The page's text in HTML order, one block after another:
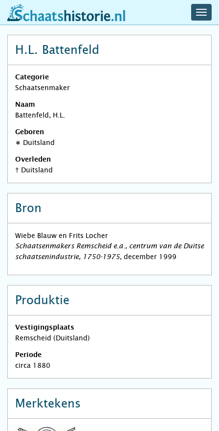
schaatshistorie.nl
H.L. Battenfeld
Categorie
Schaatsenmaker
Naam
Battenfeld, H.L.
Geboren
∗ Duitsland
Overleden
† Duitsland
Bron
Wiebe Blauw en Frits Locher
Schaatsenmakers Remscheid e.a., centrum van de Duitse
schaatsenindustrie, 1750-1975, december 1999
Produktie
Vestigingsplaats
Remscheid (Duitsland)
Periode
circa 1880
Merktekens